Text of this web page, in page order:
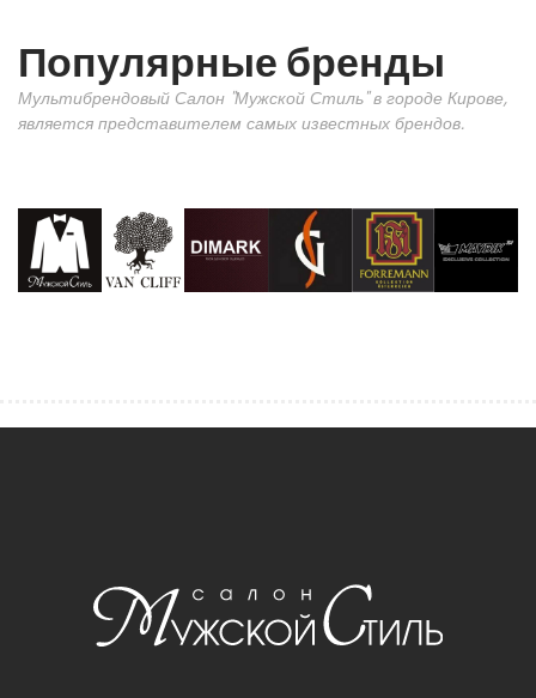
Популярные бренды
Мультибрендовый Салон "Мужской Стиль" в городе Кирове,
является представителем самых известных брендов.